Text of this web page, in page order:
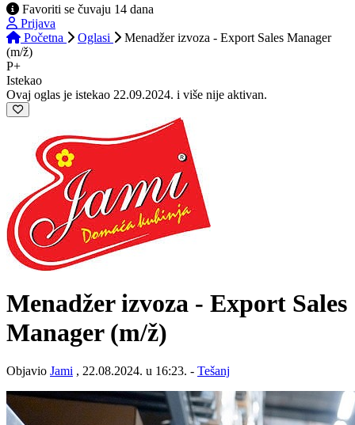
Favoriti se čuvaju 14 dana
Prijava
Početna
Oglasi
Menadžer izvoza - Export Sales Manager
(m/ž)
P+
Istekao
Ovaj oglas je istekao 22.09.2024. i više nije aktivan.
Menadžer izvoza - Export Sales
Manager (m/ž)
Objavio Jami , 22.08.2024. u 16:23. - Tešanj